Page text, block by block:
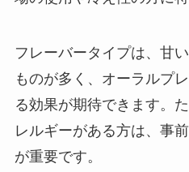
フレーバータイプは、甘
ものが多く、オーラルプ
る効果が期待できます。
レルギーがある方は、事
が重要です。